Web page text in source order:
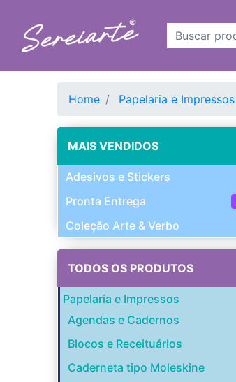
Home Papelaria e Impressos
MAIS VENDIDOS
Adesivos e Stickers
Pronta Entrega
Coleção Arte & Verbo
TODOS OS PRODUTOS
Papelaria e Impressos
Agendas e Cadernos
Blocos e Receituários
Caderneta tipo Moleskine